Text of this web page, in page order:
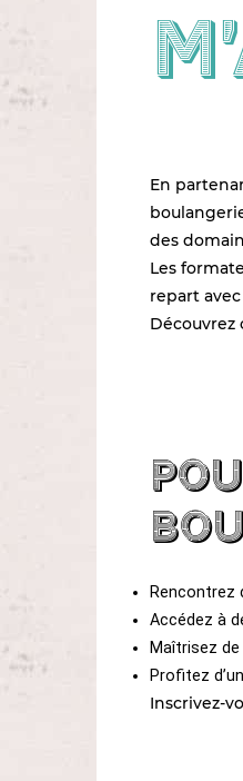
En
des
Les
repart
Découvrez
Rencontrez
Accédez à
Maîtrisez
Profitez
Inscrivez-